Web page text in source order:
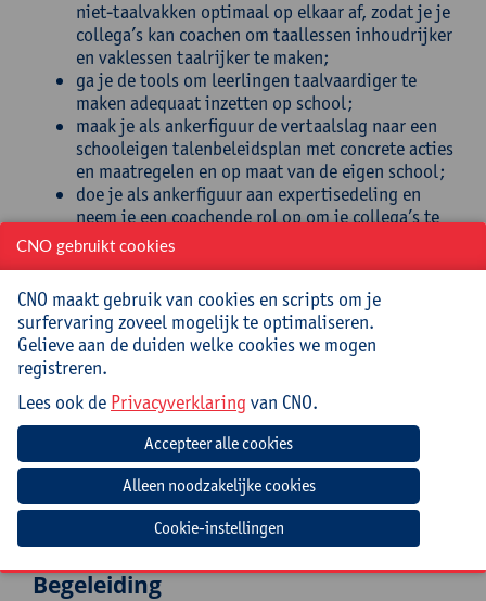
niet-taalvakken optimaal op elkaar af, zodat je je
collega’s kan coachen om taallessen inhoudrijker
en vaklessen taalrijker te maken;
ga je de tools om leerlingen taalvaardiger te
maken adequaat inzetten op school;
maak je als ankerfiguur de vertaalslag naar een
schooleigen talenbeleidsplan met concrete acties
en maatregelen en op maat van de eigen school;
doe je als ankerfiguur aan expertisedeling en
neem je een coachende rol op om je collega’s te
ondersteunen in hun dagelijkse taalpraktijk;
informed good practicesuit andere scholen;
begrijp je hoe de onderwijsinspectie taalbeleid
beoordeelt en welke verwachtingen gelden
binnen kwaliteitsontwikkeling en gelijke
onderwijskansen.
Doelgroep
Staat het taalbeleid nog in de kinderschoenen op jouw
school of is er nood aan herziening? Dan is dit een
traject op jouw maat.
Begeleiding
CNO gebruikt cookies
CNO maakt gebruik van cookies en scripts om je
surfervaring zoveel mogelijk te optimaliseren.
Gelieve aan de duiden welke cookies we mogen
registreren.
Lees ook de Privacyverklaring van CNO.
Cookie-instellingen